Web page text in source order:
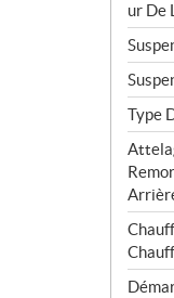
ur De
Type